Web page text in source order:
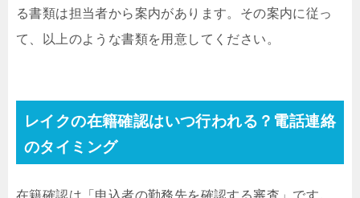
る書類は担当者から案内があります。その案内に従っ
て、以上のような書類を用意してください。
レイクの在籍確認はいつ行われる？電話連絡
のタイミング